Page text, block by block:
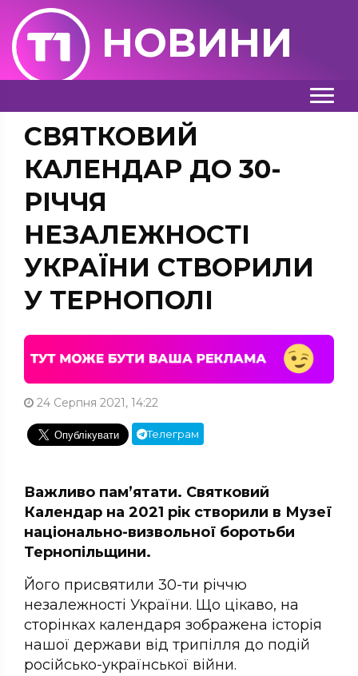
НОВИНИ
СВЯТКОВИЙ
КАЛЕНДАР ДО 30-
РІЧЧЯ
НЕЗАЛЕЖНОСТІ
УКРАЇНИ СТВОРИЛИ
У ТЕРНОПОЛІ
24 Серпня 2021, 14:22
Телеграм
Важливо пам’ятати. Святковий
Календар на 2021 рік створили в Музеї
національно-визвольної боротьби
Тернопільщини.
Його присвятили 30-ти річчю
незалежності України. Що цікаво, на
сторінках календаря зображена історія
нашої держави від трипілля до подій
російсько-української війни.